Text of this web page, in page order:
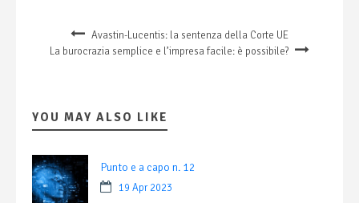
Avastin-Lucentis: la sentenza della Corte UE
La burocrazia semplice e l’impresa facile: è possibile?
YOU MAY ALSO LIKE
Punto e a capo n. 12
19 Apr 2023